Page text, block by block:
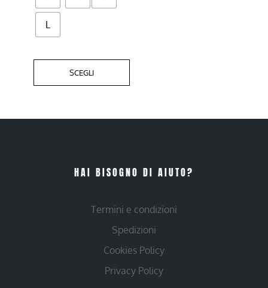
L
SCEGLI
HAI BISOGNO DI AIUTO?
Termini e condizioni
Spedizioni
Cookies Policy
Privacy Policy